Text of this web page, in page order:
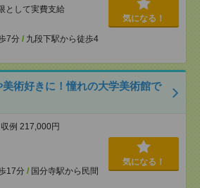
として実費支給
7分 / 九段下駅から徒歩4
気になる！
術好きに！憧れの大学美術館で
例 217,000円
17分 / 国分寺駅から民間
気になる！